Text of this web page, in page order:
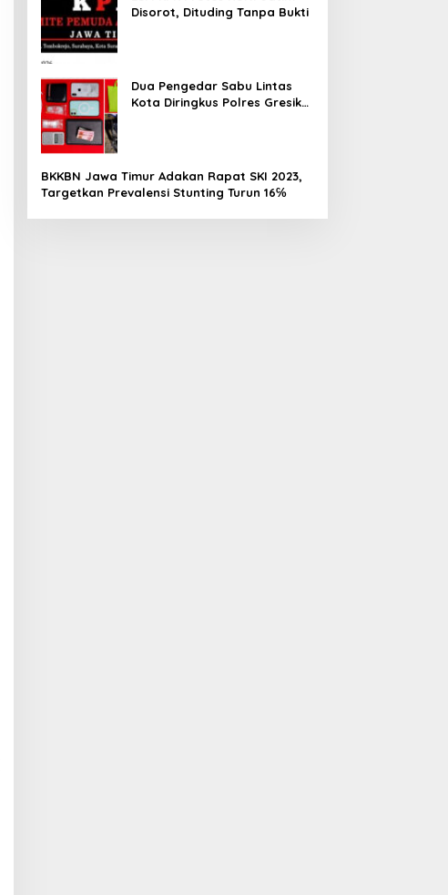
Disorot, Dituding Tanpa Bukti
Dua Pengedar Sabu Lintas
Kota Diringkus Polres Gresik
BKKBN Jawa Timur Adakan Rapat SKI 2023,
Targetkan Prevalensi Stunting Turun 16℅